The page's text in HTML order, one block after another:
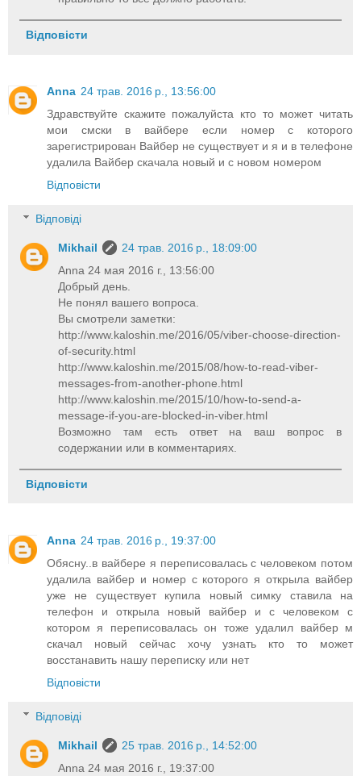
Відповісти
Anna 24 трав. 2016 р., 13:56:00
Здравствуйте скажите пожалуйста кто то может читать
мои смски в вайбере если номер с которого
зарегистрирован Вайбер не существует и я и в телефоне
удалила Вайбер скачала новый и с новом номером
Відповісти
Відповіді
Mikhail
24 трав. 2016 р., 18:09:00
Anna 24 мая 2016 г., 13:56:00
Добрый день.
Не понял вашего вопроса.
Вы смотрели заметки:
http://www.kaloshin.me/2016/05/viber-choose-direction-
of-security.html
http://www.kaloshin.me/2015/08/how-to-read-viber-
messages-from-another-phone.html
http://www.kaloshin.me/2015/10/how-to-send-a-
message-if-you-are-blocked-in-viber.html
Возможно там есть ответ на ваш вопрос в
содержании или в комментариях.
Відповісти
Anna 24 трав. 2016 р., 19:37:00
Обясну..в вайбере я переписовалась с человеком потом
удалила вайбер и номер с которого я открыла вайбер
уже не существует купила новый симку ставила на
телефон и открыла новый вайбер и с человеком с
котором я переписовалась он тоже удалил вайбер м
скачал новый сейчас хочу узнать кто то может
восстанавить нашу переписку или нет
Відповісти
Відповіді
Mikhail
25 трав. 2016 р., 14:52:00
Anna 24 мая 2016 г., 19:37:00